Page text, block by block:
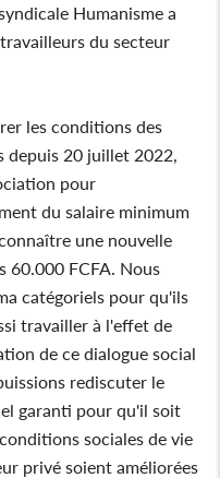
Humanisme a
du secteur
les conditions des
20 juillet 2022,
pour
du salaire minimum
une nouvelle
60.000 FCFA. Nous
catégoriels pour qu'ils
travailler à l'effet de
de ce dialogue social
rediscuter le
garanti pour qu'il soit
sociales de vie
privé soient améliorées